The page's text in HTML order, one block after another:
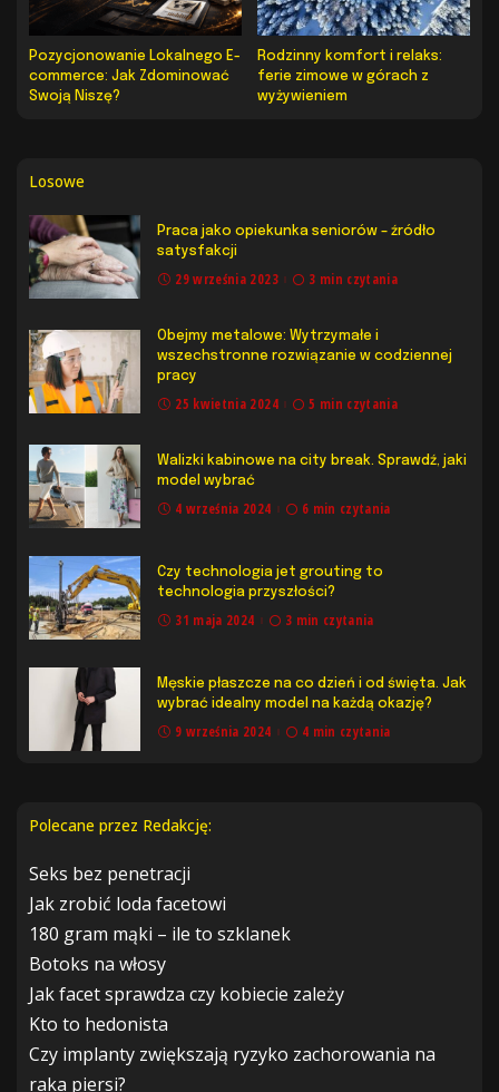
Pozycjonowanie Lokalnego E-
commerce: Jak Zdominować
Swoją Niszę?
Rodzinny komfort i relaks:
ferie zimowe w górach z
wyżywieniem
Losowe
Praca jako opiekunka seniorów – źródło
satysfakcji
29 września 2023 3 min czytania
Obejmy metalowe: Wytrzymałe i
wszechstronne rozwiązanie w codziennej
pracy
25 kwietnia 2024 5 min czytania
Walizki kabinowe na city break. Sprawdź, jaki
model wybrać
4 września 2024 6 min czytania
Czy technologia jet grouting to
technologia przyszłości?
31 maja 2024 3 min czytania
Męskie płaszcze na co dzień i od święta. Jak
wybrać idealny model na każdą okazję?
9 września 2024 4 min czytania
Polecane przez Redakcję:
Seks bez penetracji
Jak zrobić loda facetowi
180 gram mąki – ile to szklanek
Botoks na włosy
Jak facet sprawdza czy kobiecie zależy
Kto to hedonista
Czy implanty zwiększają ryzyko zachorowania na
raka piersi?